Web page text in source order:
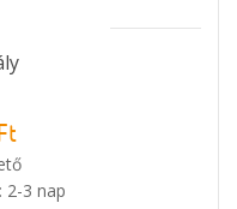
2-3 nap